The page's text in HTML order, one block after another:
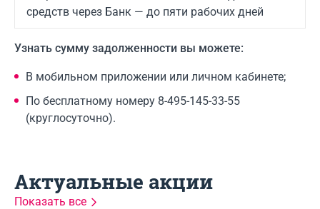
средств через Банк — до пяти рабочих дней
Узнать сумму задолженности вы можете:
В мобильном приложении или личном кабинете;
По бесплатному номеру 8-495-145-33-55
(круглосуточно).
Актуальные акции
Показать все